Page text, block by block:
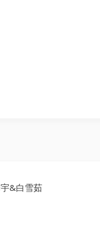
&白雪茹